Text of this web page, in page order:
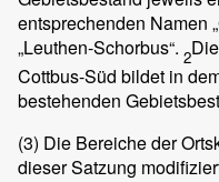
entsprechenden Namen
„Leuthen-Schorbus“. 2
Cottbus-Süd bildet in
bestehenden
(3) Die Bereiche der
dieser Satzung